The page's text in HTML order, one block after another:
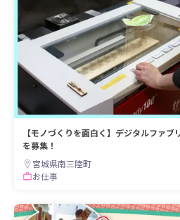
【モノづくりを面白く】デジタルファ
を募集！
宮城県南三陸町
お仕事